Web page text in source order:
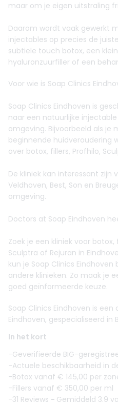
maar om je eigen uitstraling
Daarom wordt vaak gewerkt
injectables op precies de
subtiele touch botox, een
hyaluronzuurfiller of een
Voor wie is Soap Clinics
Soap Clinics Eindhoven is
naar een natuurlijke
omgeving. Bijvoorbeeld als je
beginnende huidveroudering
over botox, fillers, Profhilo,
De kliniek kan interessant zijn
Veldhoven, Best, Son en
omgeving.
Doctors at Soap Eindhoven
Zoek je een kliniek voor botox,
Sculptra of Rejuran in
kun je Soap Clinics
andere klinieken. Zo maak je
goed geïnformeerde keuze.
Soap Clinics Eindhoven is
Eindhoven, gespecialiseerd in
In het kort
-Geverifieerde BIG-
-Actuele beschikbaarheid in
-Botox vanaf € 145,00 per
-Fillers vanaf € 350,00 per ml
-31 Reviews - Gemiddeld 3.9